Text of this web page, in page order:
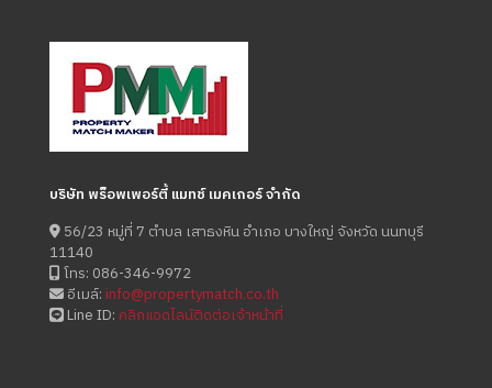
บริษัท พร็อพเพอร์ตี้ แมทช์ เมคเกอร์ จำกัด
56/23 หมู่ที่ 7 ตำบล เสาธงหิน อำเภอ บางใหญ่ จังหวัด นนทบุรี
11140
โทร: 086-346-9972
อีเมล์: info@propertymatch.co.th
Line ID: คลิกแอดไลน์ติดต่อเจ้าหน้าที่